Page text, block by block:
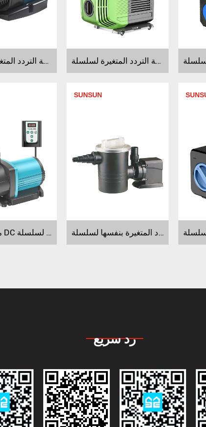
مضخة التردد المتغيرة لسلسلة JTP JTP4000R~90000R JTP10000R~16000R مضخة التردد المتغيرة لسلسلةCTB
مضخة التردد DC لسلسلة CDP/SDP
SUNSUN
مضخة التردد المتغيرة بنفسها لسلسلةCPP-F
رد سريع